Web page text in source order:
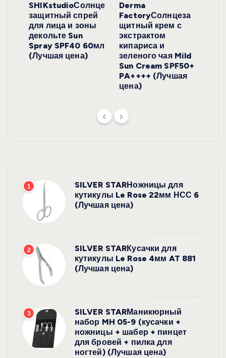
SHIKstudioСолнце
защитный спрей
для лица и зоны
декольте Sun
Spray SPF40 60мл
(Лучшая цена)
Derma
FactoryСолнцеза
щитный крем с
экстрактом
кипариса и
зеленого чая Mild
Sun Cream SPF50+
PA++++ (Лучшая
цена)
1
SILVER STARНожницы для
кутикулы Le Rose 22мм НСС 6
(Лучшая цена)
2
SILVER STARКусачки для
кутикулы Le Rose 4мм AT 881
(Лучшая цена)
3
SILVER STARМаникюрный
набор MH 05-9 (кусачки +
ножницы + шабер + пинцет
для бровей + пилка для
ногтей) (Лучшая цена)